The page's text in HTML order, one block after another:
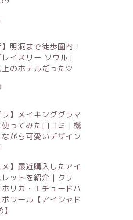
】明洞まで徒歩圏内！
レイスリー ソウル」
上のホテルだった♡
ラ】メイキンググラマ
ってみた口コミ｜機
がら可愛いデザイン
メ】最近購入したアイ
ットを紹介｜クリ
リカ・エチュードハ
ワール【アイシャド